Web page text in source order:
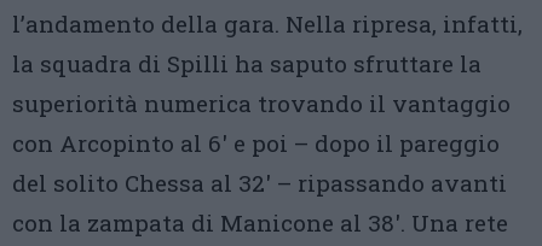
l’andamento della gara. Nella ripresa, infatti,
la squadra di Spilli ha saputo sfruttare la
superiorità numerica trovando il vantaggio
con Arcopinto al 6′ e poi – dopo il pareggio
del solito Chessa al 32′ – ripassando avanti
con la zampata di Manicone al 38′. Una rete